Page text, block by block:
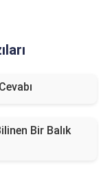
Bir Balık